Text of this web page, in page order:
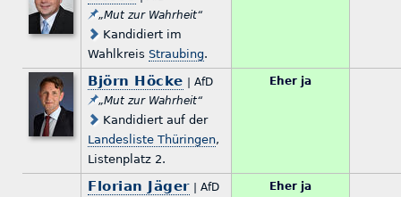
„Mut zur Wahrheit“
Kandidiert im
WahlkreisStraubing.
Björn Höcke | AfD
„Mut zur Wahrheit“
Kandidiert auf der
Landesliste Thüringen,
Listenplatz 2.
Eher ja
Florian Jäger| AfD
Eher ja